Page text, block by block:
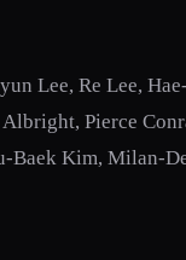
Lee, Re Lee,
Pierce
Baek Kim, Milan-